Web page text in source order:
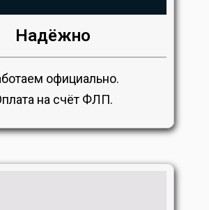
Надёжно
официально.
на счёт ФЛП.